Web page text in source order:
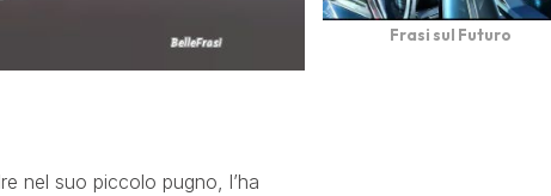
nel suo piccolo pugno, l’ha
Frasi sul Futuro